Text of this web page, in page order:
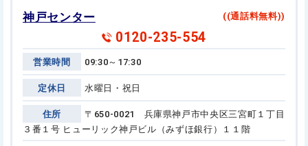
神戸センター ((通話料無料))
0120-235-554
営業時間 09:30～17:30
定休日 水曜日・祝日
住所
〒650-0021 兵庫県神戸市中央区三宮町１丁目
３番１号 ヒューリック神戸ビル（みずほ銀行）１１階